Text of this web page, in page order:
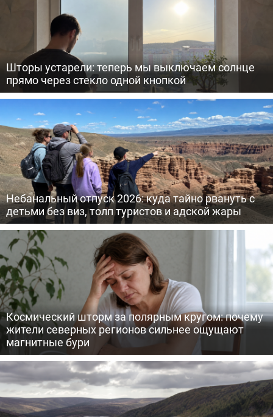
Шторы устарели: теперь мы выключаем солнце
прямо через стекло одной кнопкой
Небанальный отпуск 2026: куда тайно рвануть с
детьми без виз, толп туристов и адской жары
Космический шторм за полярным кругом: почему
жители северных регионов сильнее ощущают
магнитные бури